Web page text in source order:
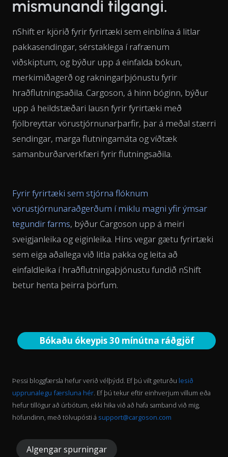
mismunandi tilgangi.
nShift er kjörið fyrir fyrirtæki sem einblína á litlar
pakkasendingar, sérstaklega í rafrænum
viðskiptum, og býður upp á einfalda bókun,
merkimiðagerð og rakningarþjónustu fyrir
hraðflutningsaðila. Cargoson, á hinn bóginn, býður
upp á heildstæðari lausn fyrir fyrirtæki með
fjölbreyttar vörustjórnunarþarfir, þar á meðal stærri
sendingar, marga flutningamáta og víðtæk
samanburðarverkfæri fyrir flutningsaðila.
Fyrir fyrirtæki sem stjórna flóknum
vörustjórnunaraðgerðum í miklu magni yfir ýmsar
tegundir farms, býður Cargoson upp á meiri
sveigjanleika og eiginleika. Hins vegar gætu fyrirtæki
sem eiga aðallega við litla pakka og leita að
einfaldleika í hraðflutningaþjónustu fundið nShift
betur henta þeirra þörfum.
Bókaðu ókeypis 30 mínútna ráðgjöf
Þessi bloggfærsla hefur verið vélþýdd. Ef þú vilt geturðu lesið
upprunalegu færsluna hér. Ef þú tekur eftir einhverjum villum eða
hefur tillögur að úrbótum, ekki hika við að hafa samband við mig,
höfundinn, með tölvupósti á support@cargoson.com
Algengar spurningar